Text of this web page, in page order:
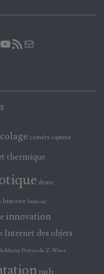
Instagram
YouTube
Flux RSS
caméra capteur
thermique
drone
histoire humour
innovation
Internet des objets
Matter Protocole Z-Wave
pub